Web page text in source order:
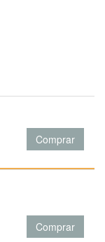
Comprar
Comprar